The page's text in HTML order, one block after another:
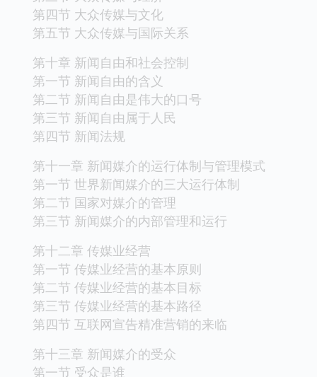
第四节 大众传媒与文化
第五节 大众传媒与国际关系
第十章 新闻自由和社会控制
第一节 新闻自由的含义
第二节 新闻自由是伟大的口号
第三节 新闻自由属于人民
第四节 新闻法规
第十一章 新闻媒介的运行体制与管理模式
第一节 世界新闻媒介的三大运行体制
第二节 国家对媒介的管理
第三节 新闻媒介的内部管理和运行
第十二章 传媒业经营
第一节 传媒业经营的基本原则
第二节 传媒业经营的基本目标
第三节 传媒业经营的基本路径
第四节 互联网宣告精准营销的来临
第十三章 新闻媒介的受众
第一节 受众是谁